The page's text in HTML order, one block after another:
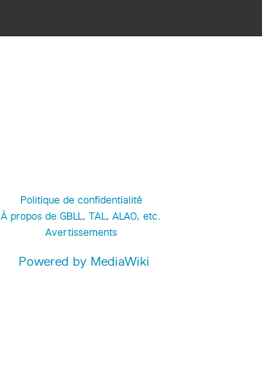
Politique de confidentialité
À propos de GBLL, TAL, ALAO, etc.
Avertissements
Powered by MediaWiki